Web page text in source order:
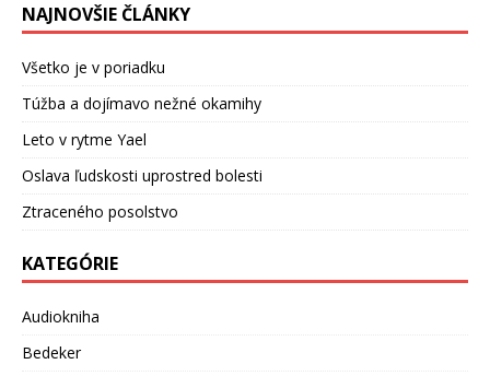
NAJNOVŠIE ČLÁNKY
Všetko je v poriadku
Túžba a dojímavo nežné okamihy
Leto v rytme Yael
Oslava ľudskosti uprostred bolesti
Ztraceného posolstvo
KATEGÓRIE
Audiokniha
Bedeker